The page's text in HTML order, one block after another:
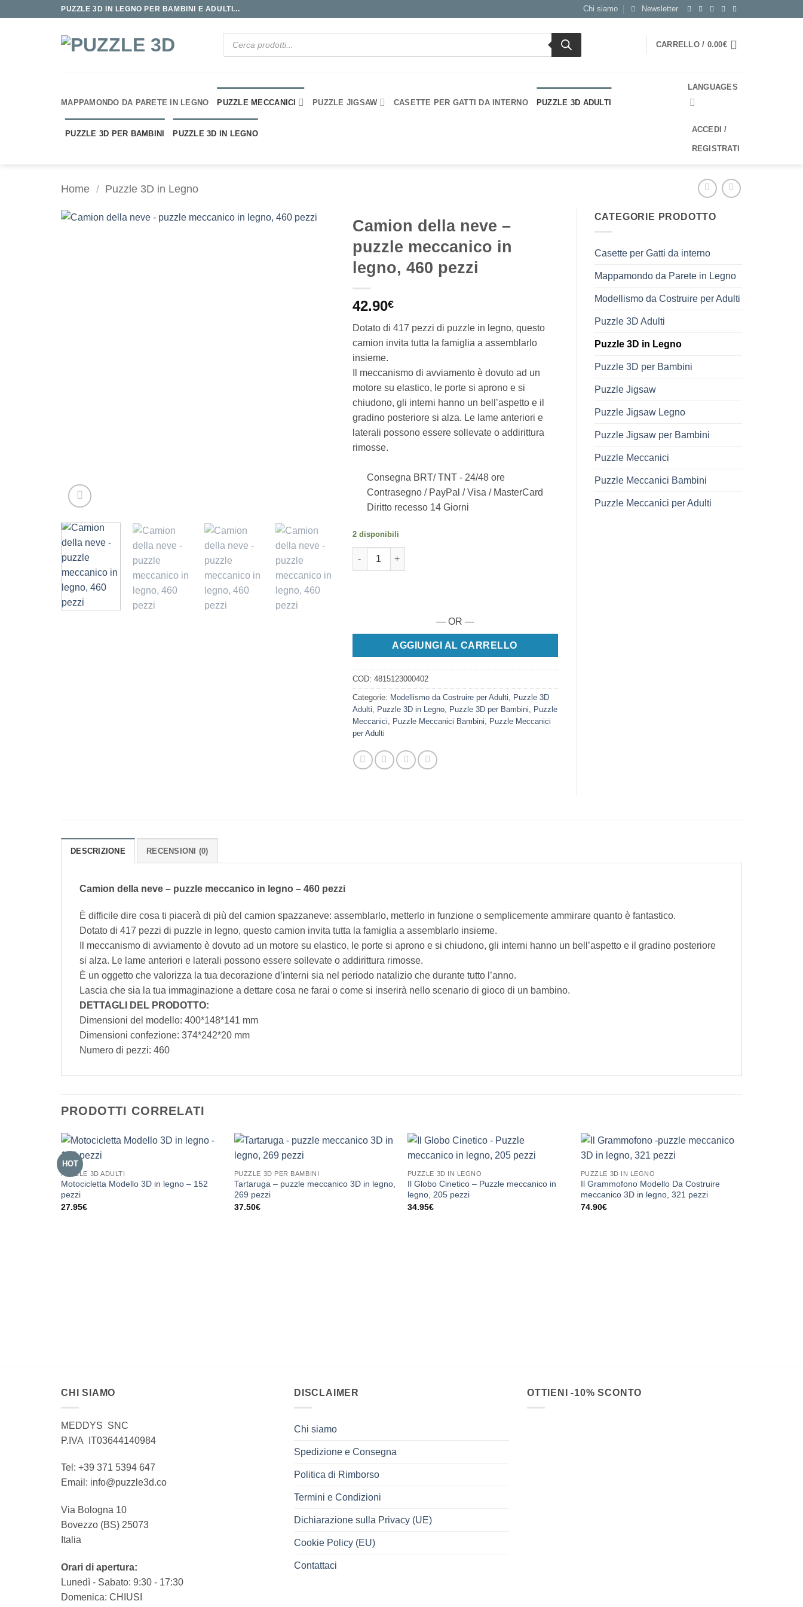
PUZZLE 3D IN LEGNO PER BAMBINI E ADULTI... Chi siamo Newsletter
Ricerca
prodotti
CARRELLO / 0.00€
MAPPAMONDO DA PARETE IN LEGNO PUZZLE MECCANICI PUZZLE JIGSAW CASETTE PER GATTI DA INTERNO PUZZLE 3D ADULTI
PUZZLE 3D PER BAMBINI PUZZLE 3D IN LEGNO
LANGUAGES
ACCEDI /
REGISTRATI
Home / Puzzle 3D in Legno
Camion della neve –
puzzle meccanico in
legno, 460 pezzi
42.90€
Dotato di 417 pezzi di puzzle in legno, questo
camion invita tutta la famiglia a assemblarlo
insieme.
Il meccanismo di avviamento è dovuto ad un
motore su elastico, le porte si aprono e si
chiudono, gli interni hanno un bell’aspetto e il
gradino posteriore si alza. Le lame anteriori e
laterali possono essere sollevate o addirittura
rimosse.
Consegna BRT/ TNT -24/48 ore
Contrasegno / PayPal / Visa / MasterCard
Diritto recesso 14 Giorni
2 disponibili
Camion della neve - puzzle meccanico in legno, 460 pezzi quantità
— OR —
AGGIUNGI AL CARRELLO
COD: 4815123000402
Categorie: Modellismo da Costruire per Adulti
Puzzle 3D
Adulti
Puzzle 3D in Legno, Puzzle 3D per Bambini
Puzzle
Meccanici
Puzzle Meccanici Bambini
Puzzle Meccanici
per Adulti
CATEGORIE PRODOTTO
Casette per Gatti da interno
Mappamondo da Parete in Legno
Modellismo da Costruire per Adulti
Puzzle 3D Adulti
Puzzle 3D in Legno
Puzzle 3D per Bambini
Puzzle Jigsaw
Puzzle Jigsaw Legno
Puzzle Jigsaw per Bambini
Puzzle Meccanici
Puzzle Meccanici Bambini
Puzzle Meccanici per Adulti
DESCRIZIONE RECENSIONI (0)
Camion della neve – puzzle meccanico in legno – 460 pezzi
È difficile dire cosa ti piacerà di più del camion spazzaneve: assemblarlo, metterlo in funzione o semplicemente ammirare quanto è fantastico.
Dotato di 417 pezzi di puzzle in legno, questo camion invita tutta la famiglia a assemblarlo insieme.
Il meccanismo di avviamento è dovuto ad un motore su elastico, le porte si aprono e si chiudono, gli interni hanno un bell’aspetto e il gradino posteriore
si alza. Le lame anteriori e laterali possono essere sollevate o addirittura rimosse.
È un oggetto che valorizza la tua decorazione d’interni sia nel periodo natalizio che durante tutto l’anno.
Lascia che sia la tua immaginazione a dettare cosa ne farai o come si inserirà nello scenario di gioco di un bambino.
DETTAGLI DEL PRODOTTO:
Dimensioni del modello: 400*148*141 mm
Dimensioni confezione: 374*242*20 mm
Numero di pezzi: 460
PRODOTTI CORRELATI
HOT
PUZZLE 3D ADULTI
Motocicletta Modello 3D in legno – 152
pezzi
27.95€
PUZZLE 3D PER BAMBINI
Tartaruga – puzzle meccanico 3D in legno,
269 pezzi
37.50€
PUZZLE 3D IN LEGNO
Il Globo Cinetico – Puzzle meccanico in
legno, 205 pezzi
34.95€
PUZZLE 3D IN LEGNO
Il Grammofono Modello Da Costruire
meccanico 3D in legno, 321 pezzi
74.90€
CHI SIAMO
MEDDYS SNC
P.IVA IT03644140984
Tel: +39 371 5394 647
Email: info@puzzle3d.co
Via Bologna 10
Bovezzo (BS) 25073
Italia
Orari di apertura:
Lunedì - Sabato: 9:30 - 17:30
Domenica: CHIUSI
DISCLAIMER
Chi siamo
Spedizione e Consegna
Politica di Rimborso
Termini e Condizioni
Dichiarazione sulla Privacy (UE)
Cookie Policy (EU)
Contattaci
OTTIENI -10% SCONTO